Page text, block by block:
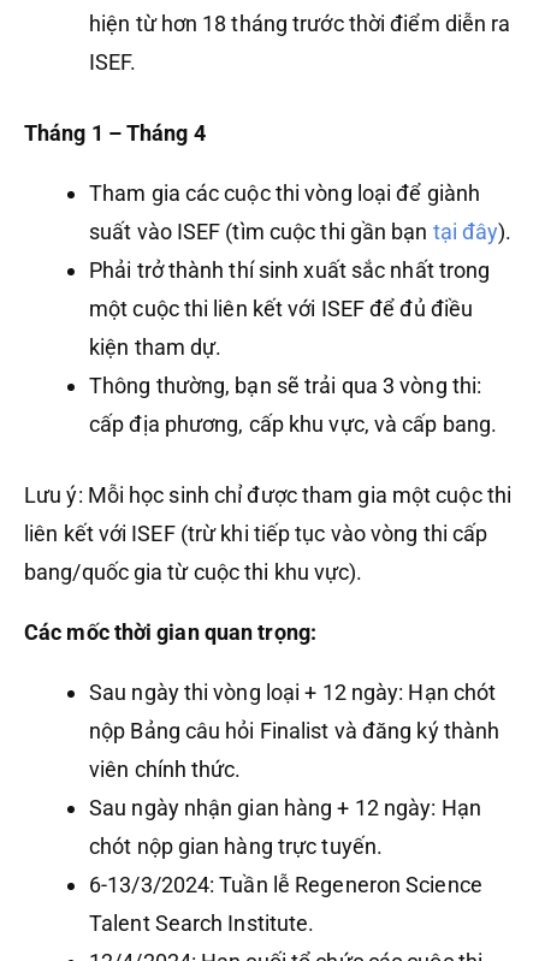
hiện từ hơn 18 tháng trước thời điểm diễn ra
ISEF.
Tháng 1 – Tháng 4
Tham gia các cuộc thi vòng loại để giành
suất vào ISEF (tìm cuộc thi gần bạn tại đây).
Phải trở thành thí sinh xuất sắc nhất trong
một cuộc thi liên kết với ISEF để đủ điều
kiện tham dự.
Thông thường, bạn sẽ trải qua 3 vòng thi:
cấp địa phương, cấp khu vực, và cấp bang.
Lưu ý: Mỗi học sinh chỉ được tham gia một cuộc thi
liên kết với ISEF (trừ khi tiếp tục vào vòng thi cấp
bang/quốc gia từ cuộc thi khu vực).
Các mốc thời gian quan trọng:
Sau ngày thi vòng loại + 12 ngày: Hạn chót
nộp Bảng câu hỏi Finalist và đăng ký thành
viên chính thức.
Sau ngày nhận gian hàng + 12 ngày: Hạn
chót nộp gian hàng trực tuyến.
6-13/3/2024: Tuần lễ Regeneron Science
Talent Search Institute.